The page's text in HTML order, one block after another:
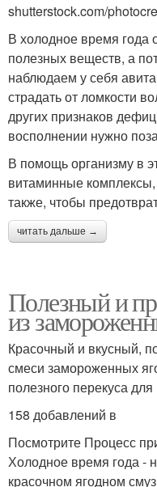
shutterstock.com/
В холодное время года
полезных веществ, а
наблюдаем у себя
страдать от ломкости
других признаков
восполнении нужно
В помощь организму в
витаминные
также, чтобы
читать дальше →
Полезный и
из
Красочный и вкусный,
смеси замороженных
полезного перекуса
158 добавлений в
Посмотрите Процесс
Холодное время года -
красочном ягодном